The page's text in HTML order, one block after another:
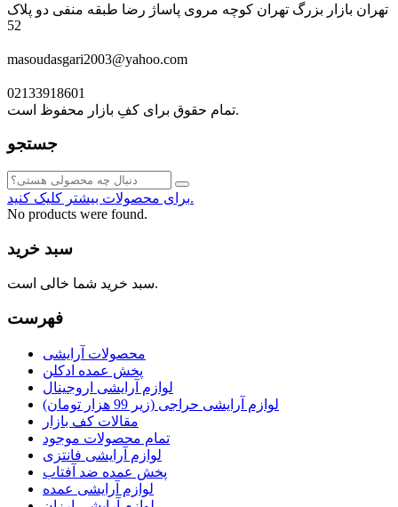
تهران بازار بزرگ تهران کوچه مروی پاساژ رضا طبقه منفی دو پلاک
52
masoudasgari2003@yahoo.com
02133918601
تمام حقوق برای کفِ بازار محفوظ است.
جستجو
برای محصولات بیشتر کلیک کنید.
No products were found.
سبد خرید
سبد خرید شما خالی است.
فهرست
محصولات آرایشی
پخش عمده ادکلن
لوازم آرایشی اروجینال
لوازم آرایشی حراجی (زیر 99 هزار تومان)
مقالات کف بازار
تمام محصولات موجود
لوازم آرایشی فانتزی
پخش عمده ضد آفتاب
لوازم آرایشی عمده